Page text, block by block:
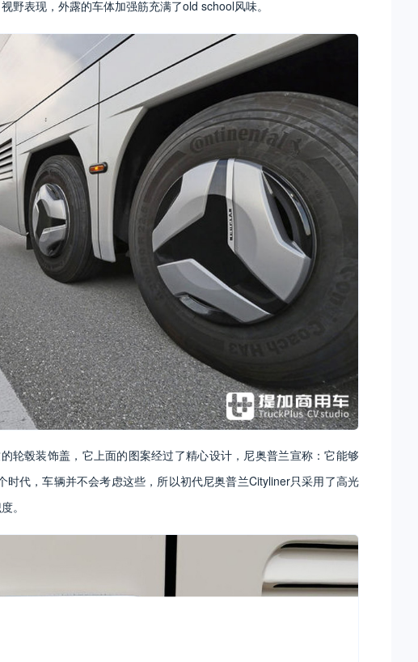
野表现，外露的车体加强筋充满了old school风味。
轮毂装饰盖，它上面的图案经过了精心设计，尼奥普兰宣称：它能够
代，车辆并不会考虑这些，所以初代尼奥普兰Cityliner只采用了高光
。